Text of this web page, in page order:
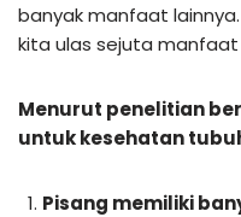
banyak manfaat
kita ulas sejuta manfaat
Menurut penelitian
untuk kesehatan
Pisang memiliki